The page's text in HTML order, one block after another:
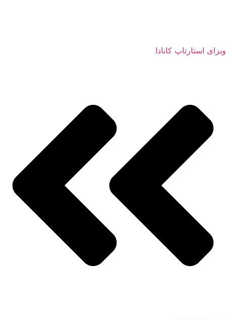
ویزای استارتاپ کانادا